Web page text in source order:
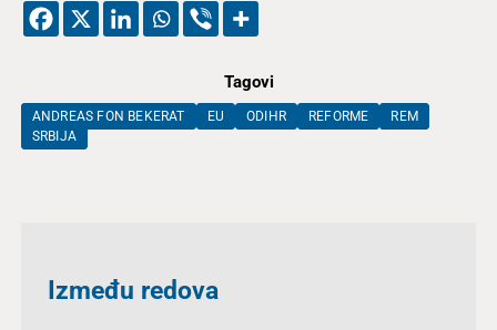
Tagovi
ANDREAS FON BEKERAT EU ODIHR REFORME
REM
SRBIJA
Između redova